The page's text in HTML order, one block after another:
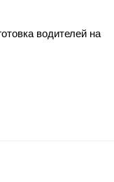
водителей на